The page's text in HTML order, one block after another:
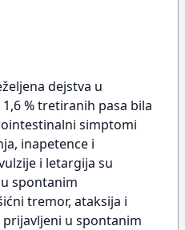
dejstva u
% tretiranih pasa bila
simptomi
inapetence i
i letargija su
spontanim
tremor, ataksija i
u spontanim